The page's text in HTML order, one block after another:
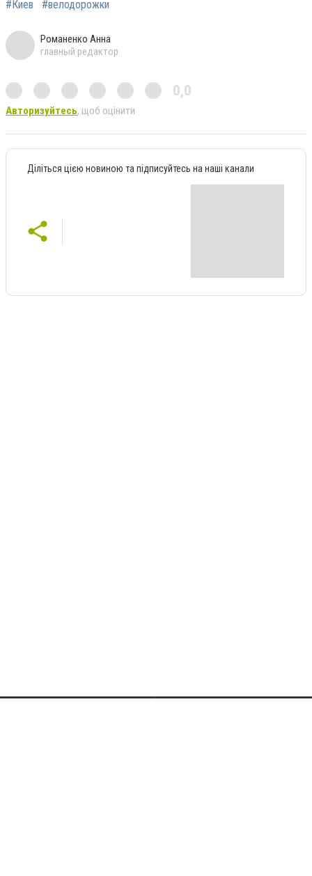
#Киев #велодорожки
Романенко Анна
главный редактор
0,0
Авторизуйтесь, щоб оцінити
Діліться цією новиною та підписуйтесь на наші канали